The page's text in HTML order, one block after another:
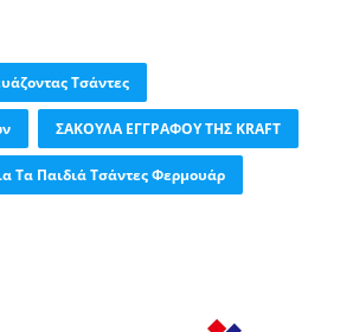
Τσάντες
ΣΑΚΟΥΛΑ ΕΓΓΡΑΦΟΥ ΤΗΣ KRAFT
Τα Παιδιά Τσάντες Φερμουάρ